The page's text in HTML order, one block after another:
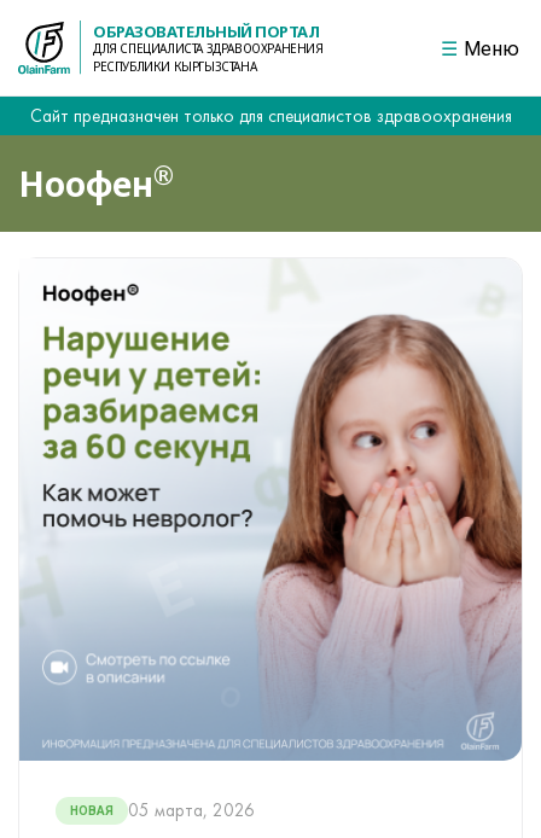
ОБРАЗОВАТЕЛЬНЫЙ ПОРТАЛ
ДЛЯ СПЕЦИАЛИСТА ЗДРАВООХРАНЕНИЯ
РЕСПУБЛИКИ КЫРГЫЗСТАНА
Меню
Сайт предназначен только для специалистов здравоохранения
Ноофен®
НОВАЯ 05 марта, 2026